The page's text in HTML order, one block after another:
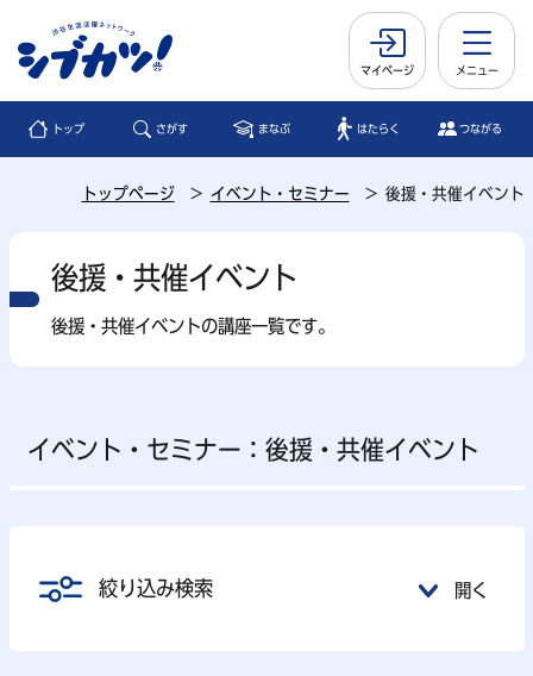
マイページ メニュー
トップ さがす まなぶ はたらく つながる
トップページ イベント・セミナー 後援・共催イベント
後援・共催イベント
後援・共催イベントの講座一覧です。
イベント・セミナー：後援・共催イベント
絞り込み検索 開く